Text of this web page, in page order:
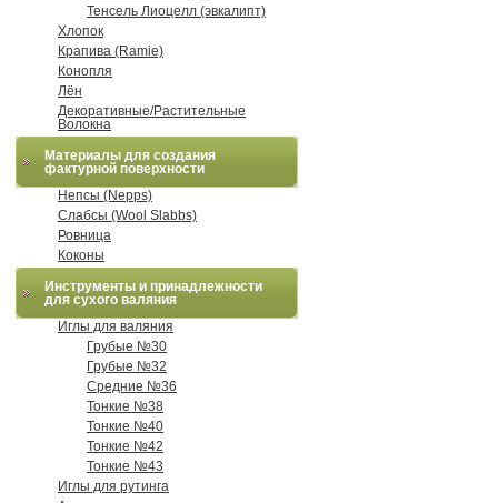
Тенсель Лиоцелл (эвкалипт)
Хлопок
Крапива (Ramie)
Конопля
Лён
Декоративные/Растительные
Волокна
Материалы для создания
фактурной поверхности
Непсы (Nepps)
Слабсы (Wool Slabbs)
Ровница
Коконы
Инструменты и принадлежности
для сухого валяния
Иглы для валяния
Грубые №30
Грубые №32
Средние №36
Тонкие №38
Тонкие №40
Тонкие №42
Тонкие №43
Иглы для рутинга